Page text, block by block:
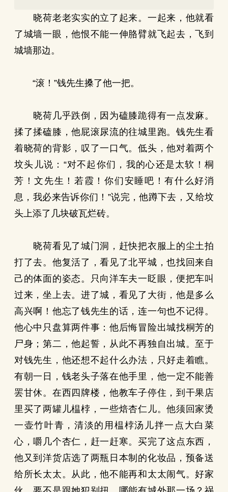
晓荷老老实实的立了起来。一起来，他就看
了城墙一眼，他恨不能一伸胳臂就飞起去，飞到
城墙那边。
“滚！”钱先生搡了他一把。
晓荷几乎跌倒，因为磕膝跪得有一点发麻。
揉了揉磕膝，他屁滚尿流的往城里跑。钱先生看
着晓荷的背影，叹了一口气。低头，他对着两个
坟头儿说：“对不起你们，我的心还是太软！桐
芳！文先生！若霞！你们安睡吧！有什么好消
息，我必来告诉你们！”说完，他蹲下去，又给坟
头上添了几块破瓦烂砖。
晓荷看见了城门洞，赶快把衣服上的尘土拍
打了去。他复活了，看见了北平城，也找回来自
己的体面的姿态。只向洋车夫一眨眼，便把车叫
过来，坐上去。进了城，看见了大街，他是多么
高兴啊！他忘了钱先生的话，连一句也不记得。
他心中只盘算两件事：他后悔冒险出城找桐芳的
尸身；第二，他起誓，从此不再独自出城。至于
对钱先生，他还想不起什么办法，只好走着瞧。
有朝一日，钱老头子落在他手里，他一定不能善
罢甘休。在西四牌楼，他教车子停住，到干果店
里买了两罐儿榅桲，一些焙杏仁儿。他须回家烫
一壶竹叶青，清淡的用榅桲汤儿拌一点大白菜
心，嚼几个杏仁，赶一赶寒。买完了这点东西，
他又到洋货店选了两瓶日本制的化妆品，预备送
给所长太太。从此，他不能再和太太闹气。好家